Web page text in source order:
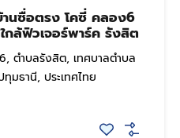
นซื่อตรง โคซี่ คลอง6
ล้ฟิวเจอร์พาร์ค รังสิต
ตำบลรังสิต, เทศบาลตำบล
ธานี, ประเทศไทย